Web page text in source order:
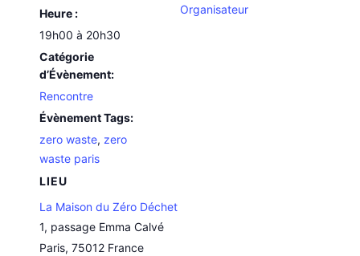
Heure :
19h00 à 20h30
Catégorie
d’Évènement:
Rencontre
Évènement Tags:
zero waste,zero
waste paris
LIEU
La Maison du Zéro Déchet
1, passage Emma Calvé
Paris, 75012 France
Organisateur